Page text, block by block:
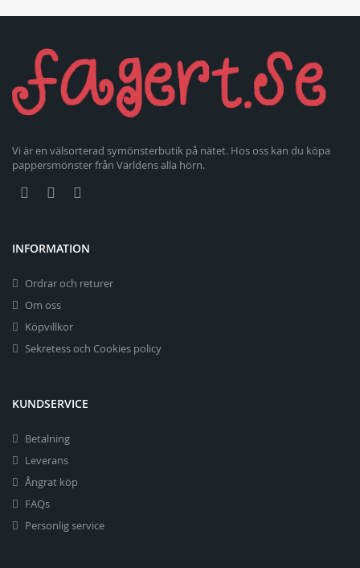
Vi är en välsorterad symönsterbutik på nätet. Hos oss kan du köpa
pappersmönster från Världens alla hörn.
INFORMATION
Ordrar och returer
Om oss
Köpvillkor
Sekretess och Cookies policy
KUNDSERVICE
Betalning
Leverans
Ångrat köp
FAQs
Personlig service